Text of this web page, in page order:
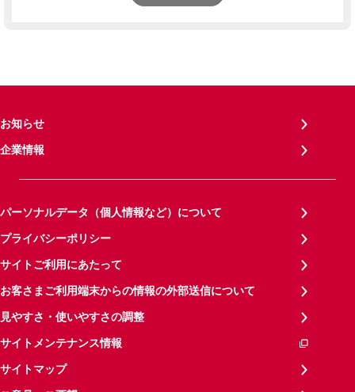
お知らせ
企業情報
パーソナルデータ（個人情報など）について
プライバシーポリシー
サイトご利用にあたって
お客さまご利用端末からの情報の外部送信について
見やすさ・使いやすさの調整
サイトメンテナンス情報
サイトマップ